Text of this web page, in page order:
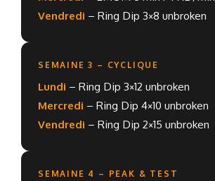
Vendredi – Ring Dip 3×8 unbroken
SEMAINE 3 – CYCLIQUE
Lundi – Ring Dip 3×12 unbroken
Mercredi – Ring Dip 4×10 unbroken
Vendredi – Ring Dip 2×15 unbroken
SEMAINE 4 – PEAK & TEST